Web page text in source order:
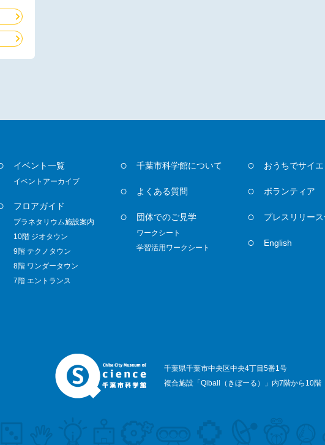
イベント一覧
イベントアーカイブ
フロアガイド
プラネタリウム施設案内
10階 ジオタウン
9階 テクノタウン
8階 ワンダータウン
7階 エントランス
千葉市科学館について
よくある質問
団体でのご見学
ワークシート
学習活用ワークシート
おうちでサイエ
ボランティア
プレスリリー
English
千葉県千葉市中央区中央4丁目5番1号
複合施設「Qiball（きぼーる）」内7階から10階